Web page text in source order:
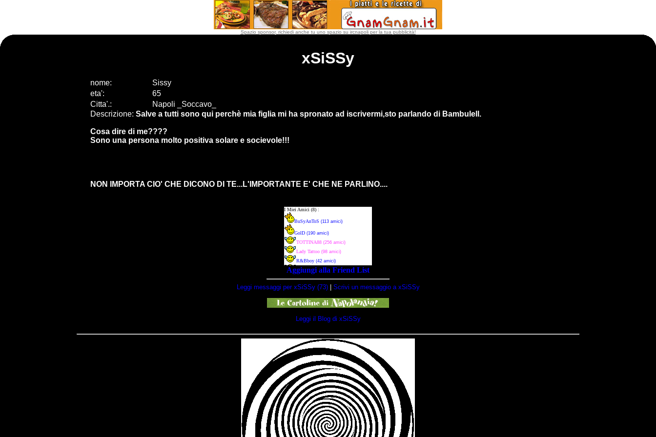
Spazio sponsor, richiedi anche tu uno spazio su ircnapoli per la tua pubblicità!
xSiSSy
nome:
Sissy
eta':
65
Citta'.:
Napoli _Soccavo_
Descrizione: Salve a tutti sono qui perchè mia figlia mi ha spronato ad iscrivermi,sto parlando di Bambulell.
Cosa dire di me????
Sono una persona molto positiva solare e socievole!!!
NON IMPORTA CIO' CHE DICONO DI TE...L'IMPORTANTE E' CHE NE PARLINO....
Aggiungi alla Friend List
Leggi messaggi per xSiSSy (73)| Scrivi un messaggio a xSiSSy
Leggi il Blog di xSiSSy